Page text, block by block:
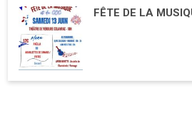
FÊTE DE LA